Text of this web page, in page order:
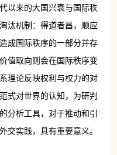
以来的大国兴衰与国际秩
汰机制：得道者昌，顺应
成国际秩序的一部分并存
值取向则会在国际秩序变
理论反映权利与权力的对
式对世界的认知，为研判
分析工具，对于推动和引
交实践，具有重要意义。